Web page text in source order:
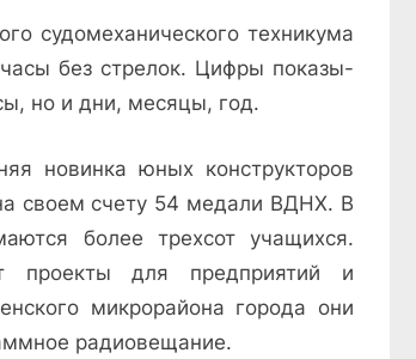
Часы
без
стрелок
судомеханического техникума
без стрелок. Цифры показы­
но и дни, месяцы, год.
новинка юных конструкторов
своем счету 54 медали ВДНХ. В
более трехсот учащихся.
проекты для предприятий и
микрорайона го­рода они
радиовещание.